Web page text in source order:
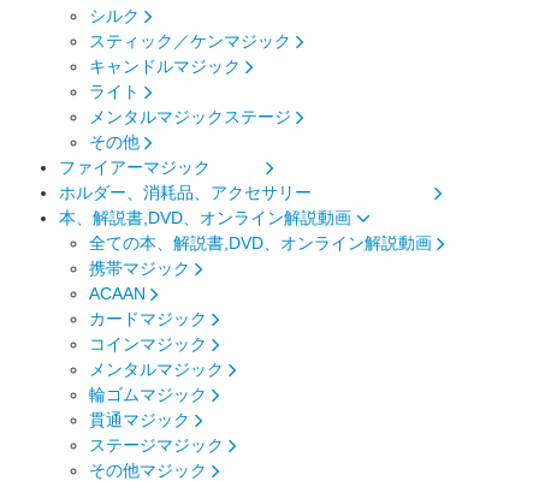
シルク
スティック／ケンマジック
キャンドルマジック
ライト
メンタルマジックステージ
その他
ファイアーマジック
ホルダー、消耗品、アクセサリー
本、解説書,DVD、オンライン解説動画
全ての本、解説書,DVD、オンライン解説動画
携帯マジック
ACAAN
カードマジック
コインマジック
メンタルマジック
輪ゴムマジック
貫通マジック
ステージマジック
その他マジック